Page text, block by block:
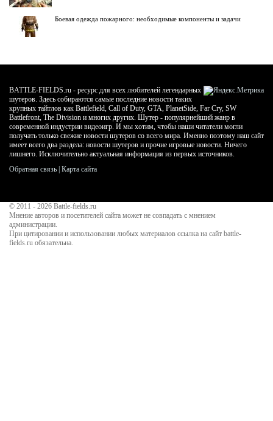
Боевая одежда пожарного: необходимые компоненты и задачи
BATTLE-FIELDS.ru - ресурс для всех любителей легендарных
шутеров. Здесь собираются самые последние новости таких
крупных тайтлов как Battlefield, Call of Duty, GTA, PlanetSide, Far Cry, SW
Battlefront, The Division и многих других. Шутер - популярнейший жанр в
современной индустрии видеоигр. И мы хотим, чтобы наши читатели могли
получать только свежие новости шутеров со всего мира. Именно поэтому наш сайт
имеет всего два раздела: новости шутеров и прочие игровые новости. Ничего
лишнего. Исключительно актуальная информация из первых источников.
Обратная связь Карта сайта
© 2011 - 2026 Battle-fields.ru
Мнение авторов и посетителей сайта может не совпадать с мнением
администрации.
При цитировании и использовании любых материалов ссылка на сайт battle-
fields.ru обязательна.